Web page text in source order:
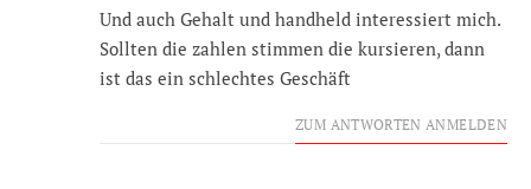
Und auch Gehalt und handheld interessiert mich.
Sollten die zahlen stimmen die kursieren, dann
ist das ein schlechtes Geschäft
ZUM ANTWORTEN ANMELDEN